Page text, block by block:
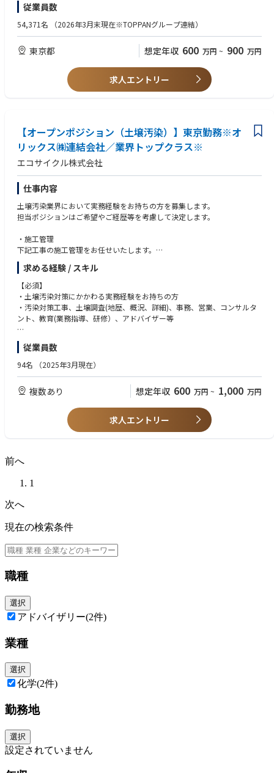
る環境です。裁量の大きなポジションで、事業拡大や新規サービス創出に
直接貢献できます。多様な業界関係者と協働しながら自身の成長も実感で
きます。
【期待する役割】
新たなサービスモデルの推進を担います。重点プロジェクトの主導や販売
促進活動を通じて、組織の成長と収益向上に貢献する役割を期待していま
【必須経験/スキル】
・自治体・官公庁・インフラ業界での法人営業・販売促進・事業推進・企
・Excel、Word、PowerPointなどのパソコンスキル
・IT基礎知識
【歓迎経験/スキル】
・自治体・官公庁・インフラ業界での勤務経験
・BPO提案や運用構築の経験
従業員数
54,371名 （2026年3月末現在※TOPPANグループ連結）
東京都 想定年収 600 万円 ~ 900 万円
求人エントリー
【オープンポジション（土壌汚染）】東京勤務※オ
リックス㈱連結会社／業界トップクラス※
エコサイクル株式会社
仕事内容
土壌汚染業界において実務経験をお持ちの方を募集します。
担当ポジションはご希望やご経歴等を考慮して決定します。
・施工管理
下記工事の施工管理をお任せいたします。
掘削工事(土砂、井戸)
解体工事(建物、埋設物)
基礎工事(土木・建築)
薬液注入工事
・事務
各種書類作成(見積書、議事録、計画書、報告書、届出書類等)
作業進捗確認
図面作成(Rebro使用)など
土壌調査の実施をお任せいたします。
解体工事(建物、埋設物)
基礎工事(土木・建築)
・営業
現地での詳細なヒアリング
見積書や提案書の作成および提出
【想定するポジション】
施工管理(土木)、事務(施工部門)、土壌調査(地歴、概況、詳細)、
営業、コンサルタント、教育担当、アドバイザーほか
《仕事の魅力》
イレクトに実感できます。
・勉強会や社内セミナーが充実◎資格取得のサポート制度など、スキルア
ップを推奨する風土です。
《当社について》
カーでもある当社。多くの特許を取得しており、土壌の調査から浄化工
事、水処理、コンサルティングまで幅広いソリューションを提供していま
す。
・黒字企業で安定性抜群。全社の有給消化率は９３．５％（昨年度実
績）、月平均残業時間は１１．３ｈ以下（今期実績）で、ワークライフバ
・本社オフィスが２０２４年３月に移転。ワンフロアとなったことで他部
署との連携や社内交流がしやすくなりました。
求める経験 / スキル
【必須】
・土壌汚染対策にかかわる実務経験をお持ちの方
・汚染対策工事、土壌調査(地歴、概況、詳細)、事務、営業、コンサルタ
ント、教育(業務指導、研修）、アドバイザー等
【歓迎】
1級土木施工管理技士、土壌汚染調査技術管理者、宅地建物取引士など
※ご経験に応じた資格をお持ちの方を歓迎します◎
【求める人物像】
・当社の理念と技術に関心を持っていただける方
従業員数
94名 （2025年3月現在）
複数あり 想定年収 600 万円 ~ 1,000 万円
求人エントリー
前へ
1
次へ
現在の検索条件
職種
選択
アドバイザリー(2件)
業種
選択
化学(2件)
勤務地
選択
設定されていません